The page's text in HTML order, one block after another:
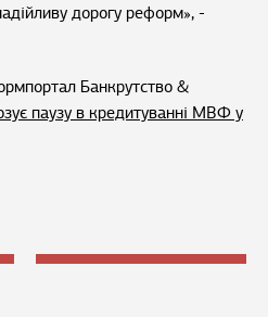
дорогу реформ», -
Банкрутство &
паузу в кредитуванні МВФ у